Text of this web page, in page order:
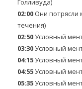
02:00 Они потрясли
течения)
02:50Условный
03:30Условный
04:15Условный
04:55Условный
05:35Условный